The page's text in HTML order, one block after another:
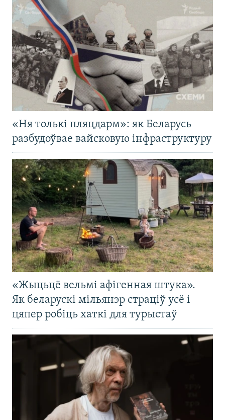
«Ня толькі пляцдарм»: як Беларусь
разбудоўвае вайсковую інфраструктуру
«Жыцьцё вельмі афігенная штука».
Як беларускі мільянэр страціў усё і
цяпер робіць хаткі для турыстаў